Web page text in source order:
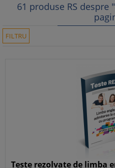
61 produse RS despre
FILTRU
Teste rezolvate de limba